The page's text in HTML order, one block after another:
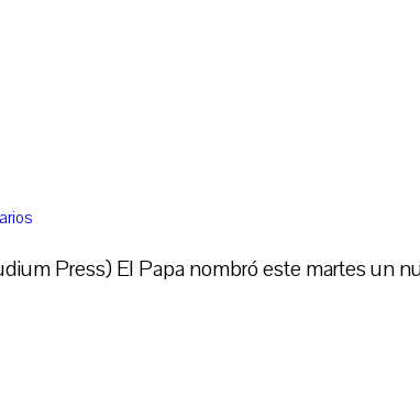
Press) El Papa nombró este martes un